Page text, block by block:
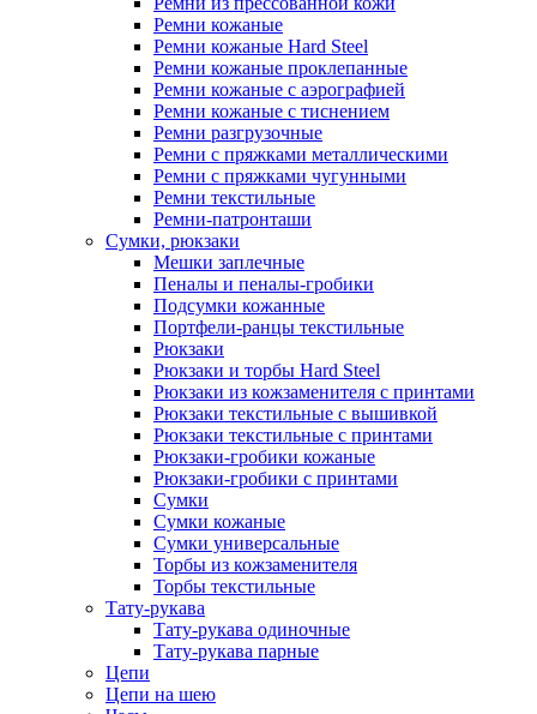
Ремни кожаные
Ремни кожаные Hard Steel
Ремни кожаные проклепанные
Ремни кожаные с аэрографией
Ремни кожаные с тиснением
Ремни разгрузочные
Ремни с пряжками металлическими
Ремни с пряжками чугунными
Ремни текстильные
Ремни-патронташи
Сумки, рюкзаки
Мешки заплечные
Пеналы и пеналы-гробики
Подсумки кожанные
Портфели-ранцы текстильные
Рюкзаки
Рюкзаки и торбы Hard Steel
Рюкзаки из кожзаменителя с принтами
Рюкзаки текстильные с вышивкой
Рюкзаки текстильные с принтами
Рюкзаки-гробики кожаные
Рюкзаки-гробики с принтами
Сумки
Сумки кожаные
Сумки универсальные
Торбы из кожзаменителя
Торбы текстильные
Тату-рукава
Тату-рукава одиночные
Тату-рукава парные
Цепи
Цепи на шею